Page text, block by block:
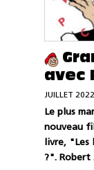
avec
JUILLET 2022
Le plus
nouveau
livre, "Les
?". Robert